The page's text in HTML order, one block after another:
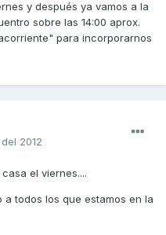
y después ya vamos a la
sobre las 14:00 aprox.
para incorporarnos
2012
el viernes....
todos los que estamos en la